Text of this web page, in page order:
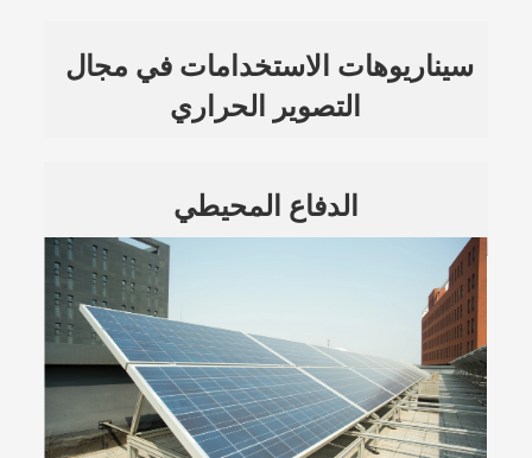
التصوير الحراري
الدفاع المحيطي